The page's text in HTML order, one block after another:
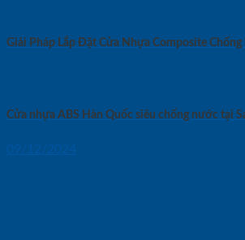
Giải Pháp Lắp Đặt Cửa Nhựa Composite
Cửa nhựa ABS Hàn Quốc siêu chống nước tại
09/12/2024